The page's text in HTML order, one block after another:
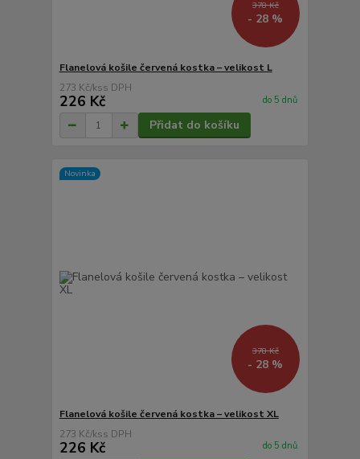
378 Kč
- 28 %
Flanelová košile červená kostka – velikost L
273 Kč/ks
226 Kč do 5 dnů
Přidat do košíku
Novinka
378 Kč
- 28 %
Flanelová košile červená kostka – velikost XL
273 Kč/ks
226 Kč do 5 dnů